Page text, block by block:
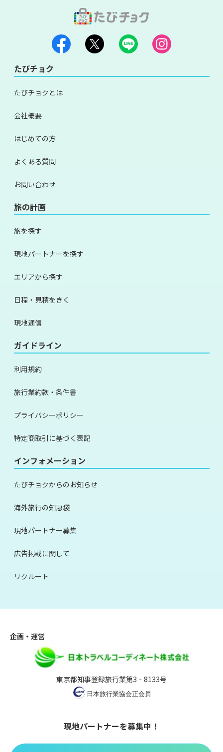
たびチョク
たびチョクとは
会社概要
はじめての方
よくある質問
お問い合わせ
旅の計画
旅を探す
現地パートナーを探す
エリアから探す
日程・見積をきく
現地通信
ガイドライン
利用規約
旅行業約款・条件書
プライバシーポリシー
特定商取引に基づく表記
インフォメーション
たびチョクからのお知らせ
海外旅行の知恵袋
現地パートナー募集
広告掲載に関して
リクルート
企画・運営
東京都知事登録旅行業第3‐8133号
現地パートナーを募集中！